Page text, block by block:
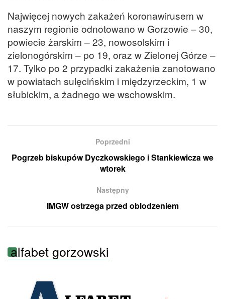
Najwięcej nowych zakażeń koronawirusem w
naszym regionie odnotowano w Gorzowie – 30,
powiecie żarskim – 23, nowosolskim i
zielonogórskim – po 19, oraz w Zielonej Górze –
17. Tylko po 2 przypadki zakażenia zanotowano
w powiatach sulęcińskim i międzyrzeckim, 1 w
słubickim, a żadnego we wschowskim.
Poprzedni
Pogrzeb biskupów Dyczkowskiego i Stankiewicza we
wtorek
Następny
IMGW ostrzega przed oblodzeniem
alfabet gorzowski